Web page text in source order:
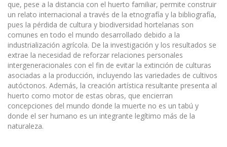
que, pese a la distancia con el huerto familiar, permite construir
un relato internacional a través de la etnografía y la bibliografía,
pues la pérdida de cultura y biodiversidad hortelanas son
comunes en todo el mundo desarrollado debido a la
industrialización agrícola. De la investigación y los resultados se
extrae la necesidad de reforzar relaciones personales
intergeneracionales con el fin de evitar la extinción de culturas
asociadas a la producción, incluyendo las variedades de cultivos
autóctonos. Además, la creación artística resultante presenta al
huerto como motor de estas obras, que encierran
concepciones del mundo donde la muerte no es un tabú y
donde el ser humano es un integrante legítimo más de la
naturaleza.